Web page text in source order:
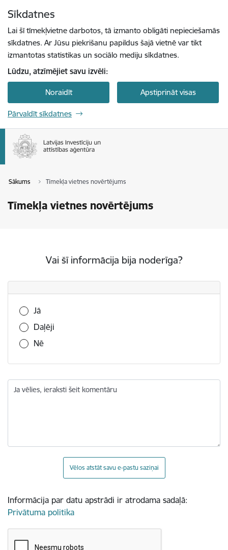
Sīkdatnes
Lai šī tīmekļvietne darbotos, tā izmanto obligāti nepieciešamās
sīkdatnes. Ar Jūsu piekrišanu papildus šajā vietnē var tikt
izmantotas statistikas un sociālo mediju sīkdatnes.
Lūdzu, atzīmējiet savu izvēli:
Noraidīt Apstiprināt visas
Pārvaldīt sīkdatnes
Sākums Tīmekļa vietnes novērtējums
Tīmekļa vietnes novērtējums
Vai šī informācija bija noderīga?
Vai šī informācija bija noderīga?
Jā
Daļēji
Nē
Ja vēlies, ieraksti šeit komentāru
Vēlos atstāt savu e-pastu saziņai
Informācija par datu apstrādi ir atrodama sadaļā:
Privātuma politika